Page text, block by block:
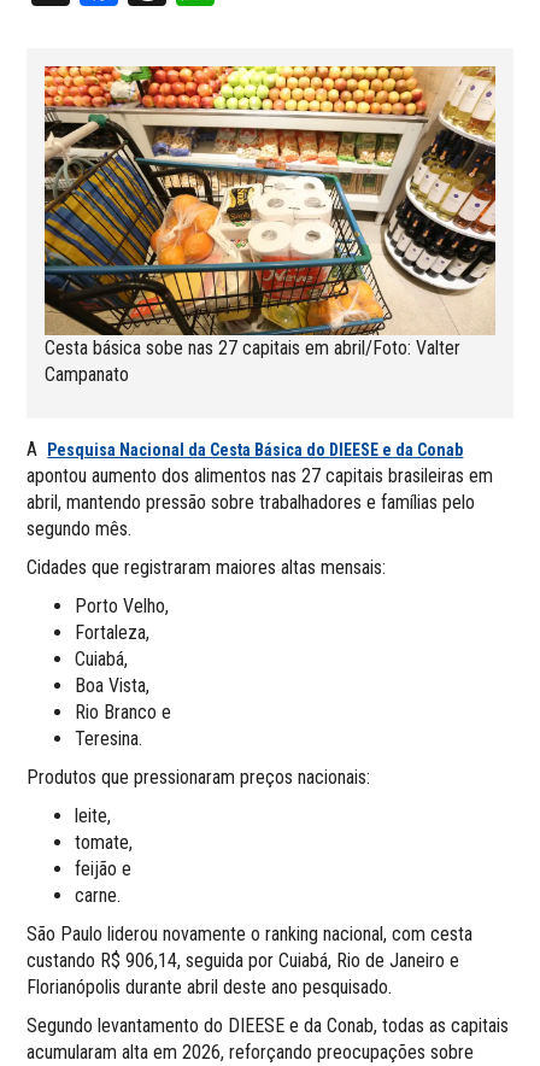
Cesta básica sobe nas 27 capitais em abril/Foto: Valter
Campanato
A Pesquisa Nacional da Cesta Básica do DIEESE e da Conab
apontou aumento dos alimentos nas 27 capitais brasileiras em
abril, mantendo pressão sobre trabalhadores e famílias pelo
segundo mês.
Cidades que registraram maiores altas mensais:
Porto Velho,
Fortaleza,
Cuiabá,
Boa Vista,
Rio Branco e
Teresina.
Produtos que pressionaram preços nacionais:
leite,
tomate,
feijão e
carne.
São Paulo liderou novamente o ranking nacional, com cesta
custando R$ 906,14, seguida por Cuiabá, Rio de Janeiro e
Florianópolis durante abril deste ano pesquisado.
Segundo levantamento do DIEESE e da Conab, todas as capitais
acumularam alta em 2026, reforçando preocupações sobre